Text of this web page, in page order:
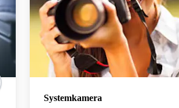
Systemkamera